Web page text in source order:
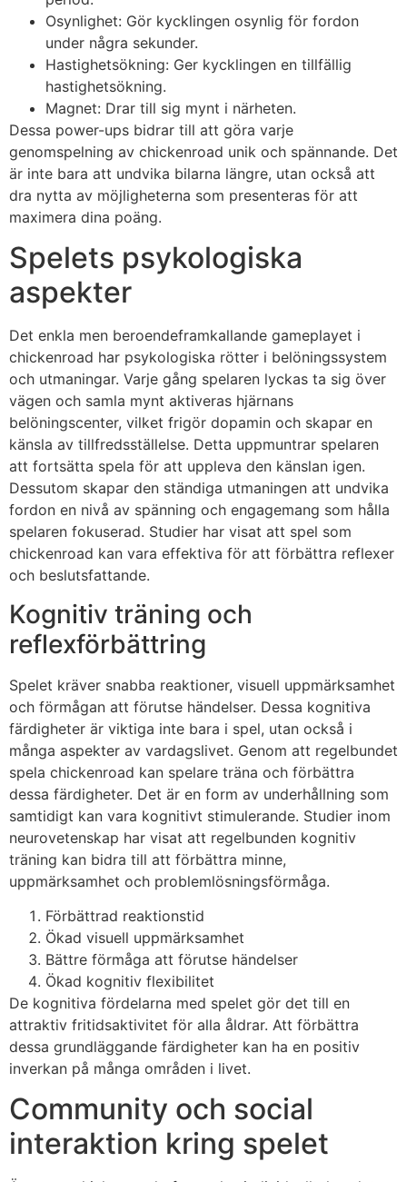
Osynlighet: Gör kycklingen osynlig för fordon
under några sekunder.
Hastighetsökning: Ger kycklingen en tillfällig
hastighetsökning.
Magnet: Drar till sig mynt i närheten.
Dessa power-ups bidrar till att göra varje
genomspelning av chickenroad unik och spännande. Det
är inte bara att undvika bilarna längre, utan också att
dra nytta av möjligheterna som presenteras för att
maximera dina poäng.
Spelets psykologiska
aspekter
Det enkla men beroendeframkallande gameplayet i
chickenroad har psykologiska rötter i belöningssystem
och utmaningar. Varje gång spelaren lyckas ta sig över
vägen och samla mynt aktiveras hjärnans
belöningscenter, vilket frigör dopamin och skapar en
känsla av tillfredsställelse. Detta uppmuntrar spelaren
att fortsätta spela för att uppleva den känslan igen.
Dessutom skapar den ständiga utmaningen att undvika
fordon en nivå av spänning och engagemang som hålla
spelaren fokuserad. Studier har visat att spel som
chickenroad kan vara effektiva för att förbättra reflexer
och beslutsfattande.
Kognitiv träning och
reflexförbättring
Spelet kräver snabba reaktioner, visuell uppmärksamhet
och förmågan att förutse händelser. Dessa kognitiva
färdigheter är viktiga inte bara i spel, utan också i
många aspekter av vardagslivet. Genom att regelbundet
spela chickenroad kan spelare träna och förbättra
dessa färdigheter. Det är en form av underhållning som
samtidigt kan vara kognitivt stimulerande. Studier inom
neurovetenskap har visat att regelbunden kognitiv
träning kan bidra till att förbättra minne,
uppmärksamhet och problemlösningsförmåga.
Förbättrad reaktionstid
Ökad visuell uppmärksamhet
Bättre förmåga att förutse händelser
Ökad kognitiv flexibilitet
De kognitiva fördelarna med spelet gör det till en
attraktiv fritidsaktivitet för alla åldrar. Att förbättra
dessa grundläggande färdigheter kan ha en positiv
inverkan på många områden i livet.
Community och social
interaktion kring spelet